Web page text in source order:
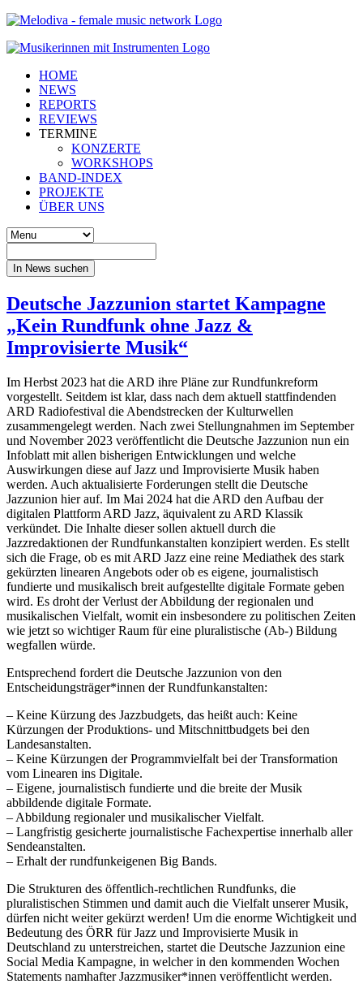
HOME
NEWS
REPORTS
REVIEWS
TERMINE
KONZERTE
WORKSHOPS
BAND-INDEX
PROJEKTE
ÜBER UNS
In News suchen
Deutsche Jazzunion startet Kampagne
„Kein Rundfunk ohne Jazz &
Improvisierte Musik“
Im Herbst 2023 hat die ARD ihre Pläne zur Rundfunkreform
vorgestellt. Seitdem ist klar, dass nach dem aktuell stattfindenden
ARD Radiofestival die Abendstrecken der Kulturwellen
zusammengelegt werden. Nach zwei Stellungnahmen im September
und November 2023 veröffentlicht die Deutsche Jazzunion nun ein
Infoblatt mit allen bisherigen Entwicklungen und welche
Auswirkungen diese auf Jazz und Improvisierte Musik haben
werden. Auch aktualisierte Forderungen stellt die Deutsche
Jazzunion hier auf. Im Mai 2024 hat die ARD den Aufbau der
digitalen Plattform ARD Jazz, äquivalent zu ARD Klassik
verkündet. Die Inhalte dieser sollen aktuell durch die
Jazzredaktionen der Rundfunkanstalten konzipiert werden. Es stellt
sich die Frage, ob es mit ARD Jazz eine reine Mediathek des stark
gekürzten linearen Angebots oder ob es eigene, journalistisch
fundierte und musikalisch breit aufgestellte digitale Formate geben
wird. Es droht der Verlust der Abbildung der regionalen und
musikalischen Vielfalt, womit ein insbesondere zu politischen Zeiten
wie jetzt so wichtiger Raum für eine pluralistische (Ab-) Bildung
wegfallen würde.
Entsprechend fordert die Deutsche Jazzunion von den
Entscheidungsträger*innen der Rundfunkanstalten:
– Keine Kürzung des Jazzbudgets, das heißt auch: Keine
Kürzungen der Produktions- und Mitschnittbudgets bei den
Landesanstalten.
– Keine Kürzungen der Programmvielfalt bei der Transformation
vom Linearen ins Digitale.
– Eigene, journalistisch fundierte und die breite der Musik
abbildende digitale Formate.
– Abbildung regionaler und musikalischer Vielfalt.
– Langfristig gesicherte journalistische Fachexpertise innerhalb aller
Sendeanstalten.
– Erhalt der rundfunkeigenen Big Bands.
Die Strukturen des öffentlich-rechtlichen Rundfunks, die
pluralistischen Stimmen und damit auch die Vielfalt unserer Musik,
dürfen nicht weiter gekürzt werden! Um die enorme Wichtigkeit und
Bedeutung des ÖRR für Jazz und Improvisierte Musik in
Deutschland zu unterstreichen, startet die Deutsche Jazzunion eine
Social Media Kampagne, in welcher in den kommenden Wochen
Statements namhafter Jazzmusiker*innen veröffentlicht werden.